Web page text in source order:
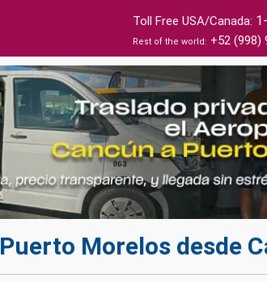
Toll Free USA/Canada:
Rest of the world: +52 (998)
Puerto Morelos desde